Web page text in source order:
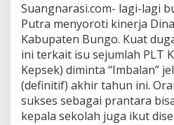
Suangnarasi.com- lagi-lagi
Putra menyoroti kinerja
Kabupaten Bungo. Kuat
ini terkait isu sejumlah PLT
Kepsek) diminta “Imbalan”
(definitif) akhir tahun ini.
sukses sebagai prantara
kepala sekolah juga ikut